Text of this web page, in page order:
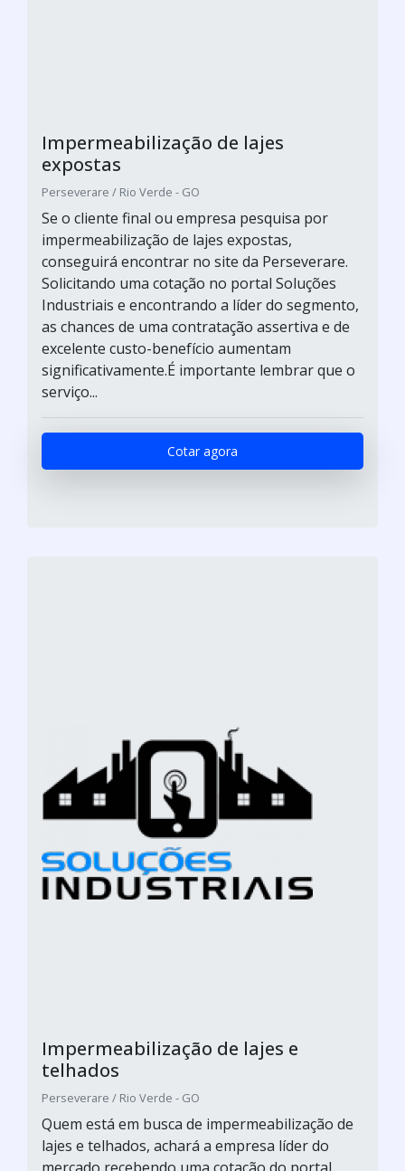
Impermeabilização de lajes
expostas
Perseverare / Rio Verde - GO
Se o cliente final ou empresa pesquisa por
impermeabilização de lajes expostas,
conseguirá encontrar no site da Perseverare.
Solicitando uma cotação no portal Soluções
Industriais e encontrando a líder do segmento,
as chances de uma contratação assertiva e de
excelente custo-benefício aumentam
significativamente.É importante lembrar que o
serviço...
Cotar agora
Impermeabilização de lajes e
telhados
Perseverare / Rio Verde - GO
Quem está em busca de impermeabilização de
lajes e telhados, achará a empresa líder do
mercado recebendo uma cotação do portal